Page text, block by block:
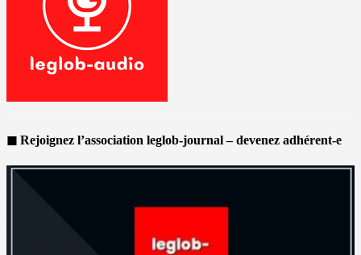
◼ Rejoignez l’association leglob-journal – devenez adhérent-e